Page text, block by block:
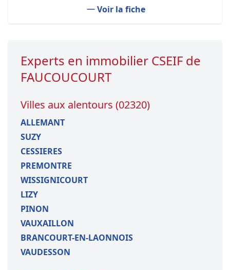
Voir la fiche
Experts en immobilier CSEIF de
FAUCOUCOURT
Villes aux alentours (02320)
ALLEMANT
SUZY
CESSIERES
PREMONTRE
WISSIGNICOURT
LIZY
PINON
VAUXAILLON
BRANCOURT-EN-LAONNOIS
VAUDESSON